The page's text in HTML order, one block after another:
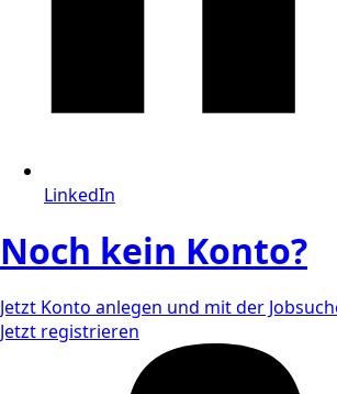
LinkedIn
Noch kein Konto?
Jetzt Konto anlegen und mit der
Jetzt registrieren